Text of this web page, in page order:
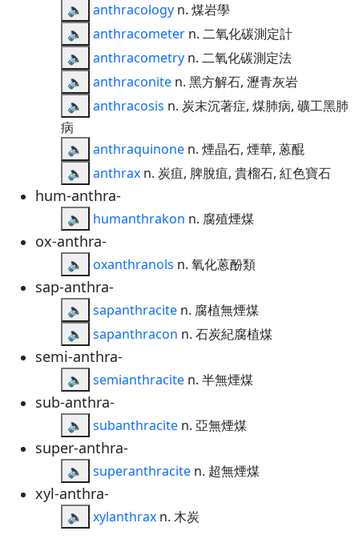
🔈
anthracology n. 煤岩學
🔈
anthracometer n. 二氧化碳測定計
🔈
anthracometry n. 二氧化碳測定法
🔈
anthraconite n. 黑方解石, 瀝青灰岩
🔈
anthracosis n. 炭末沉著症, 煤肺病, 礦工黑肺
病
🔈
anthraquinone n. 煙晶石, 煙華, 蒽醌
🔈
anthrax n. 炭疽, 脾脫疽, 貴榴石, 紅色寶石
hum-anthra-
🔈 humanthrakon n. 腐殖煙煤
ox-anthra-
🔈 oxanthranols n. 氧化蒽酚類
sap-anthra-
🔈 sapanthracite n. 腐植無煙煤
🔈
sapanthracon n. 石炭紀腐植煤
semi-anthra-
🔈 semianthracite n. 半無煙煤
sub-anthra-
🔈 subanthracite n. 亞無煙煤
super-anthra-
🔈 superanthracite n. 超無煙煤
xyl-anthra-
🔈 xylanthrax n. 木炭